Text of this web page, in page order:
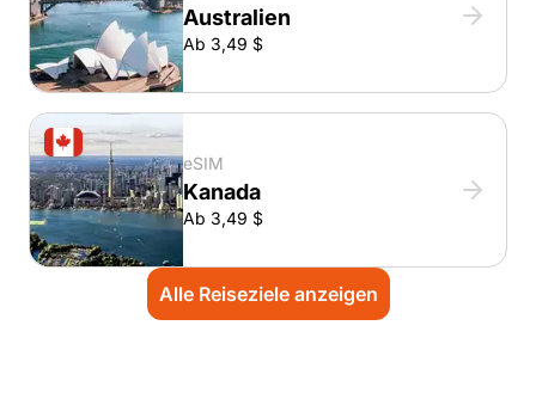
Australien
Ab 3,49 $
eSIM
Kanada
Ab 3,49 $
Alle Reiseziele anzeigen